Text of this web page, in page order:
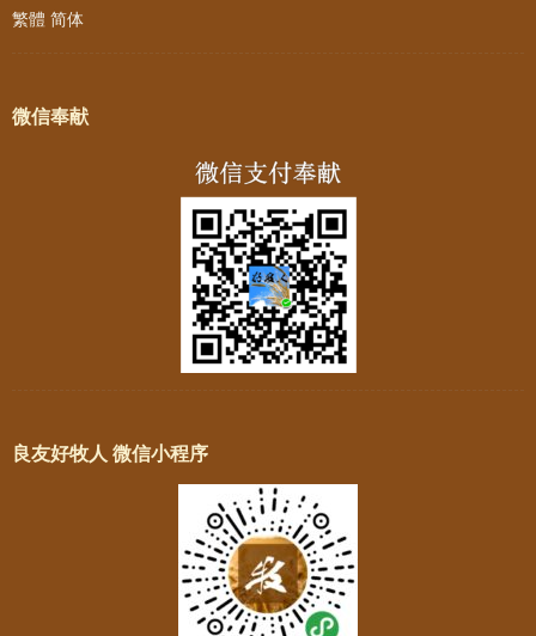
繁體 简体
微信奉献
良友好牧人 微信小程序